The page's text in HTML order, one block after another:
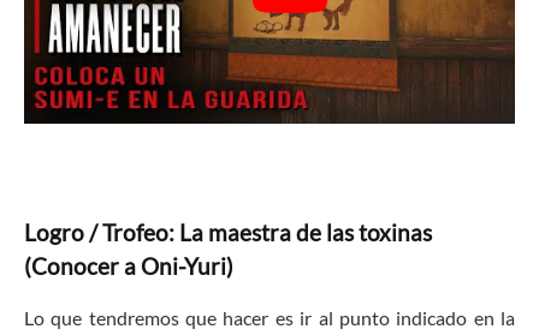
Logro / Trofeo: La maestra de las toxinas
(Conocer a Oni-Yuri)
Lo que tendremos que hacer es ir al punto indicado en la